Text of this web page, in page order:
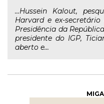
...Hussein Kalout,
Harvard e ex-
Presidência da
presidente do IGP,
aberto e...